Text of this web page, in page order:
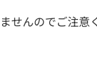
せんのでご注意